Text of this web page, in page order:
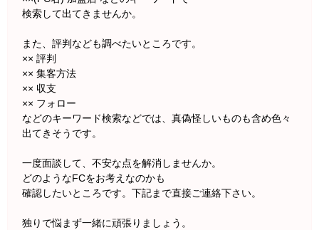
検索して出てきませんか。
また、評判なども調べたいところです。
×× 評判
×× 集客方法
×× 収支
×× フォロー
などのキーワード検索などでは、真偽怪しいものも含め色々
出てきそうです。
一度面談して、不安な点を解消しませんか。
どのようなFCをお考えなのかも
確認したいところです。下記まで直接ご連絡下さい。
独りで悩まず一緒に頑張りましょう。